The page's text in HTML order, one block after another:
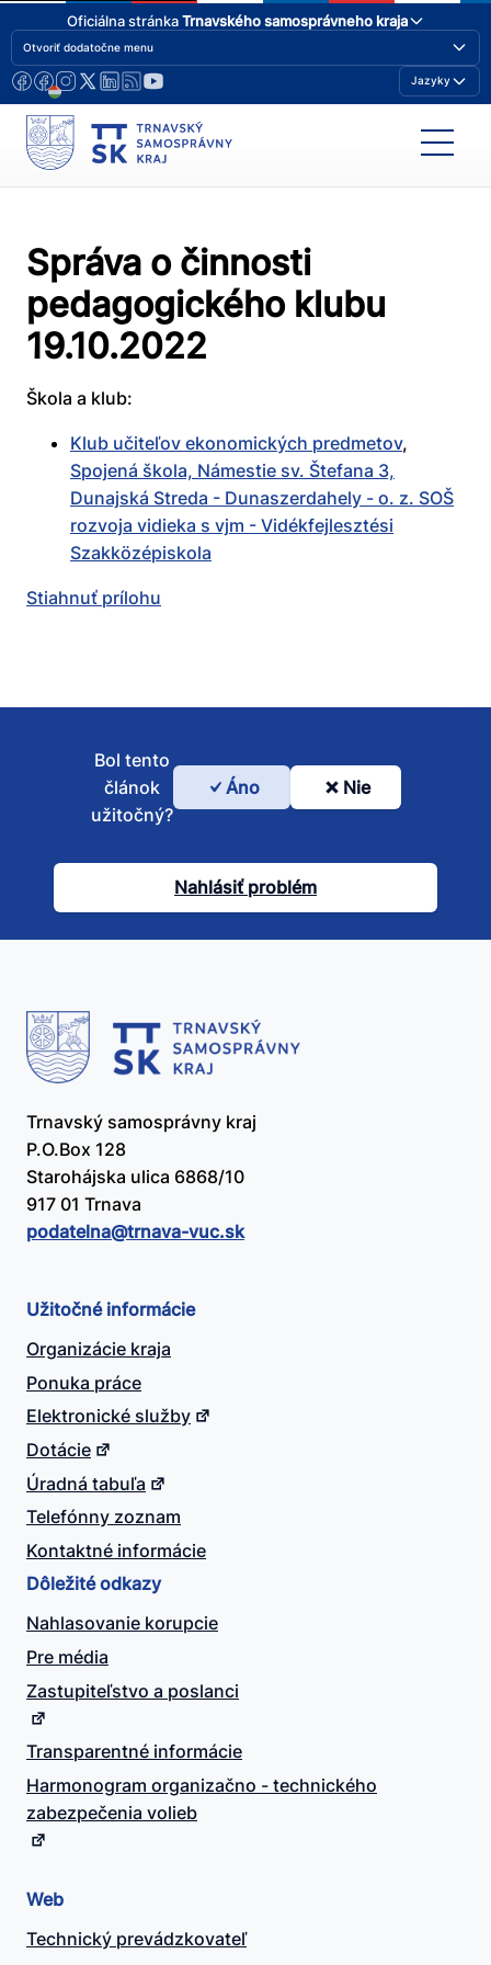
Oficiálna stránkaTrnavského samosprávneho kraja
Otvoriť dodatočne menu
Jazyky
Správa o činnosti
pedagogického klubu
19.10.2022
Škola a klub:
Klub učiteľov ekonomických predmetov,
Spojená škola, Námestie sv. Štefana 3,
Dunajská Streda - Dunaszerdahely - o. z. SOŠ
rozvoja vidieka s vjm - Vidékfejlesztési
Szakközépiskola
Stiahnuť prílohu
Bol
článok
užitočný?
Bol tento
článok
užitočný?
Áno Nie
Nahlásiť problém
Trnavský samosprávny kraj
P.O.Box 128
Starohájska ulica 6868/10
917 01 Trnava
podatelna@​trnava-vuc.sk
Užitočné informácie
Organizácie kraja
Ponuka práce
Elektronické služby
Dotácie
Úradná tabuľa
Telefónny zoznam
Kontaktné informácie
Dôležité odkazy
Nahlasovanie korupcie
Pre média
Zastupiteľstvo a poslanci
Transparentné informácie
Harmonogram organizačno - technického
zabezpečenia volieb
Web
Technický prevádzkovateľ